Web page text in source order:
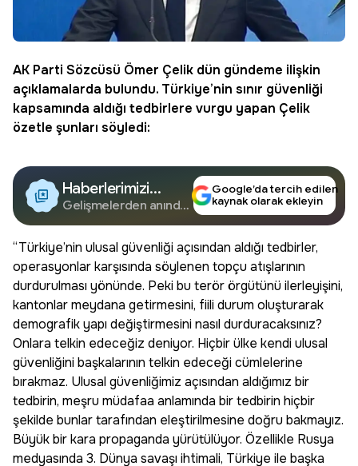
AK Parti Sözcüsü Ömer Çelik dün gündeme ilişkin
açıklamalarda bulundu. Türkiye’nin sınır güvenliği
kapsamında aldığı tedbirlere vurgu yapan Çelik
özetle şunları söyledi:
Haberlerimizi
Google'da Takip
Edin
Gelişmelerden anında
Google’da tercih edilen
kaynak olarak ekleyin
“Türkiye’nin ulusal güvenliği açısından aldığı tedbirler,
operasyonlar karşısında söylenen topçu atışlarının
durdurulması yönünde. Peki bu terör örgütünü ilerleyişini,
kantonlar meydana getirmesini, fiili durum oluşturarak
demografik yapı değiştirmesini nasıl durduracaksınız?
Onlara telkin edeceğiz deniyor. Hiçbir ülke kendi ulusal
güvenliğini başkalarının telkin edeceği cümlelerine
bırakmaz. Ulusal güvenliğimiz açısından aldığımız bir
tedbirin, meşru müdafaa anlamında bir tedbirin hiçbir
şekilde bunlar tarafından eleştirilmesine doğru bakmayız.
Büyük bir kara propaganda yürütülüyor. Özellikle Rusya
medyasında 3. Dünya savaşı ihtimali, Türkiye ile başka